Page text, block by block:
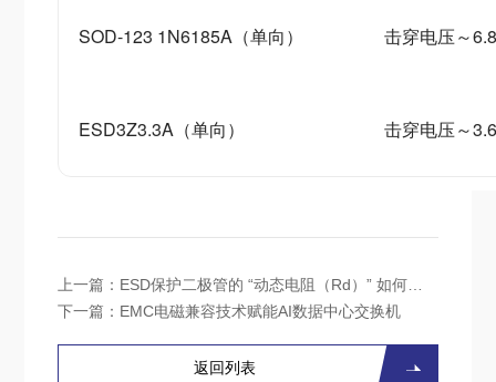
SOD-123 1N6185A（单向） 击穿电压～
ESD3Z3.3A（单向） 击穿电压～
上一篇： ESD保护二极管的 “动态电阻（Rd）” 如何定义？
下一篇： EMC电磁兼容技术赋能AI数据中心交换机
返回列表